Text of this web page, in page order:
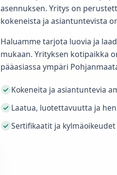
asennuksen. Yritys on
kokeneista ja asiantuntevista
Haluamme tarjota luovia ja
mukaan. Yrityksen kotipaikka
pääasiassa ympäri
Kokeneita ja asiantuntevia
Laatua, luotettavuutta ja
Sertifikaatit ja kylmäoikeudet